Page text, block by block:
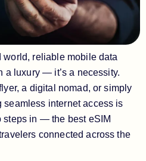
world, reliable mobile data
a luxury — it’s a necessity.
a digital nomad, or simply
internet access is
steps in — the best eSIM
connected across the